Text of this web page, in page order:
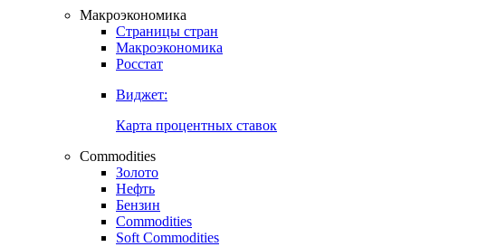
Макроэкономика
Страницы стран
Макроэкономика
Росстат
Виджет:
Карта процентных ставок
Commodities
Золото
Нефть
Бензин
Commodities
Soft Commodities